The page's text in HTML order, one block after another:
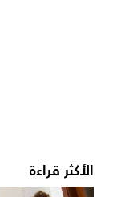
الأكثر قراءة